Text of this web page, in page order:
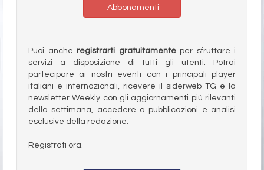
Abbonamenti
Puoi anche registrarti gratuitamenteper sfruttare i
servizi a disposizione di tutti gli utenti. Potrai
partecipare ai nostri eventi con i principali player
italiani e internazionali, ricevere il siderweb TG e la
newsletter Weekly con gli aggiornamenti più rilevanti
della settimana, accedere a pubblicazioni e analisi
esclusive della redazione.
Registrati ora.